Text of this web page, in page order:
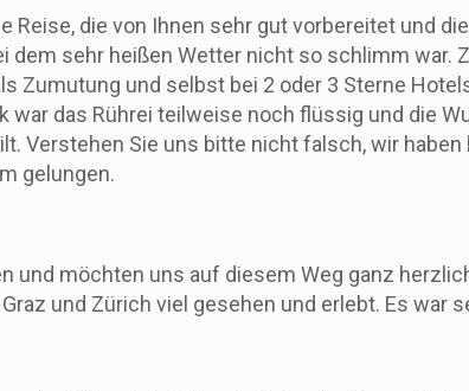
Reise, die von Ihnen sehr gut vorbereitet und
dem sehr heißen Wetter nicht so schlimm war.
Zumutung und selbst bei 2 oder 3 Sterne
das Rührei teilweise noch flüssig und die
Verstehen Sie uns bitte nicht falsch, wir
gelungen.
und möchten uns auf diesem Weg ganz
und Zürich viel gesehen und erlebt. Es war